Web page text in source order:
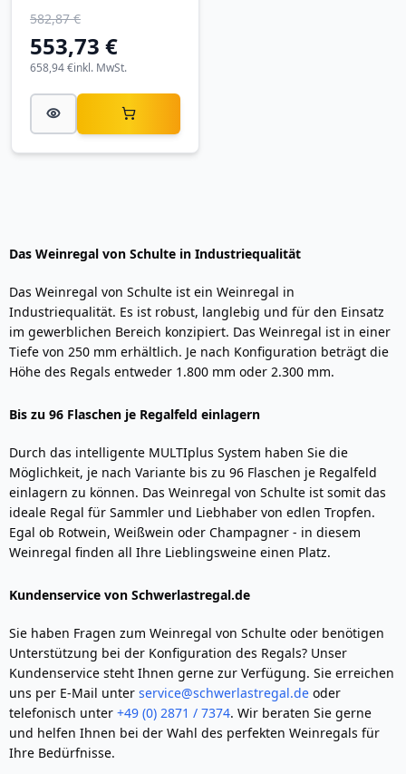
lichtgrau.
553,73 €
582,87 €
inkl. MwSt.
658,94 €
Das Weinregal von Schulte in Industriequalität
Das Weinregal von Schulte ist ein Weinregal in
Industriequalität. Es ist robust, langlebig und für den Einsatz
im gewerblichen Bereich konzipiert. Das Weinregal ist in einer
Tiefe von 250 mm erhältlich. Je nach Konfiguration beträgt die
Höhe des Regals entweder 1.800 mm oder 2.300 mm.
Bis zu 96 Flaschen je Regalfeld einlagern
Durch das intelligente MULTIplus System haben Sie die
Möglichkeit, je nach Variante bis zu 96 Flaschen je Regalfeld
einlagern zu können. Das Weinregal von Schulte ist somit das
ideale Regal für Sammler und Liebhaber von edlen Tropfen.
Egal ob Rotwein, Weißwein oder Champagner - in diesem
Weinregal finden all Ihre Lieblingsweine einen Platz.
Kundenservice von Schwerlastregal.de
Sie haben Fragen zum Weinregal von Schulte oder benötigen
Unterstützung bei der Konfiguration des Regals? Unser
Kundenservice steht Ihnen gerne zur Verfügung. Sie erreichen
uns per E-Mail unter service@schwerlastregal.de oder
telefonisch unter +49 (0) 2871 / 7374. Wir beraten Sie gerne
und helfen Ihnen bei der Wahl des perfekten Weinregals für
Ihre Bedürfnisse.